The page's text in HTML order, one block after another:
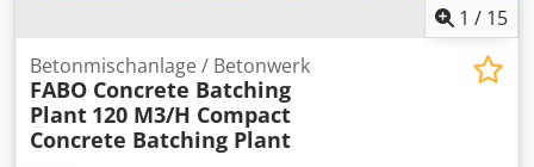
1 / 15
Betonmischanlage / Betonwerk
FABO Concrete Batching
Plant 120 M3/H Compact
Concrete Batching Plant